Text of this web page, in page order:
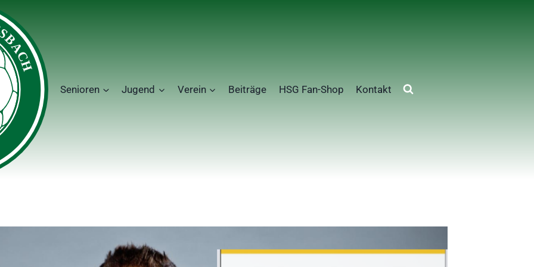
Senioren Jugend Verein Beiträge HSG Fan-Shop Kontakt